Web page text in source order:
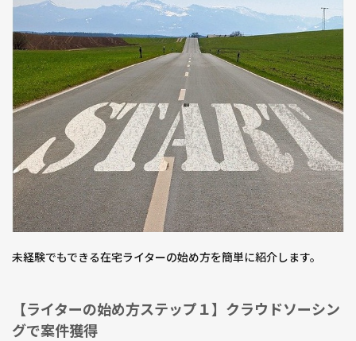
Web
ター
は参
入し
やす
い分
が激
しい
4.2
【対
策】
常に
ルア
業力
をつ
未経験でもできる在宅ライターの始め方を簡単に紹介します。
【ライターの始め方ステップ１】クラウドソーシン
グで案件獲得